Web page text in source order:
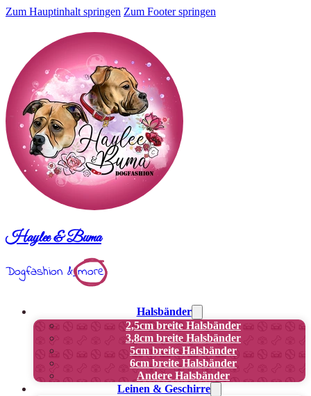
Zum Hauptinhalt springen Zum Footer springen
Haylee & Buma
Dogfashion & more
Halsbänder
2,5cm breite Halsbänder
3,8cm breite Halsbänder
5cm breite Halsbänder
6cm breite Halsbänder
Andere Halsbänder
Leinen & Geschirre